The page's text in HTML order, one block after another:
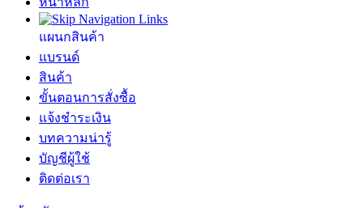
แผนกสินค้า
แบรนด์
สินค้า
ขั้นตอนการสั่งซื้อ
แจ้งชำระเงิน
บทความน่ารู้
บัญชีผู้ใช้
ติดต่อเรา